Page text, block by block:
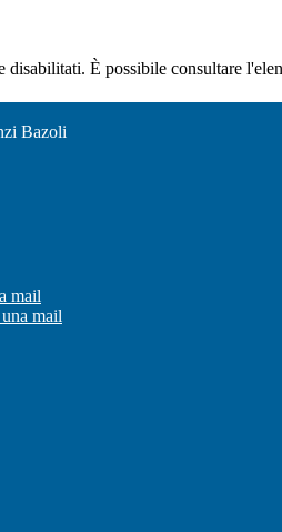
disabilitati. È possibile consultare
Bazoli
mail
mail